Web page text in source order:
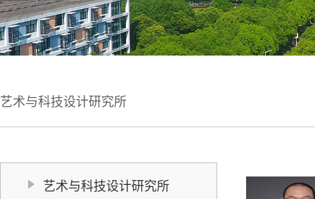
艺术与科技设计研究所
艺术与科技设计研究所